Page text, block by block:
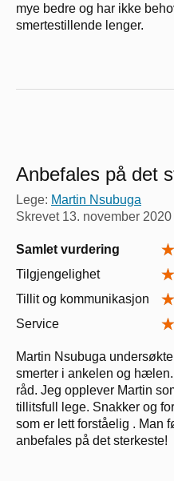
mye bedre og har ikke
smertestillende lenger.
Anbefales på det
Lege: Martin Nsubuga
Skrevet 13. november 2020
Samlet vurdering
Tilgjengelighet
Tillit og kommunikasjon
Service
Martin Nsubuga
smerter i ankelen og
råd. Jeg opplever Martin
tillitsfull lege. Snakker og
som er lett forståelig . Man
anbefales på det sterkeste!